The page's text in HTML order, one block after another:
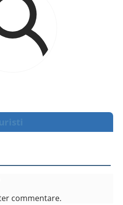
commentare.